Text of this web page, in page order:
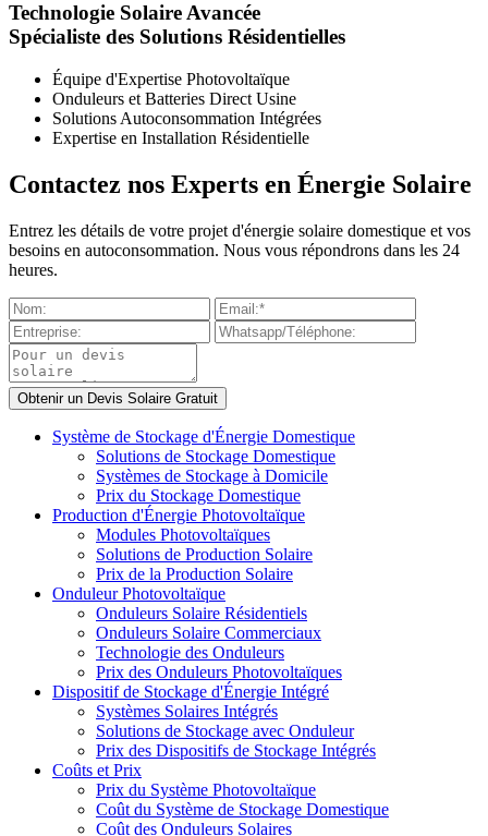
Technologie Solaire Avancée
Spécialiste des Solutions Résidentielles
Équipe d'Expertise Photovoltaïque
Onduleurs et Batteries Direct Usine
Solutions Autoconsommation Intégrées
Expertise en Installation Résidentielle
Contactez nos Experts en Énergie Solaire
Entrez les détails de votre projet d'énergie solaire domestique et vos
besoins en autoconsommation. Nous vous répondrons dans les 24
heures.
Système de Stockage d'Énergie Domestique
Solutions de Stockage Domestique
Systèmes de Stockage à Domicile
Prix du Stockage Domestique
Production d'Énergie Photovoltaïque
Modules Photovoltaïques
Solutions de Production Solaire
Prix de la Production Solaire
Onduleur Photovoltaïque
Onduleurs Solaire Résidentiels
Onduleurs Solaire Commerciaux
Technologie des Onduleurs
Prix des Onduleurs Photovoltaïques
Dispositif de Stockage d'Énergie Intégré
Systèmes Solaires Intégrés
Solutions de Stockage avec Onduleur
Prix des Dispositifs de Stockage Intégrés
Coûts et Prix
Prix du Système Photovoltaïque
Coût du Système de Stockage Domestique
Coût des Onduleurs Solaires